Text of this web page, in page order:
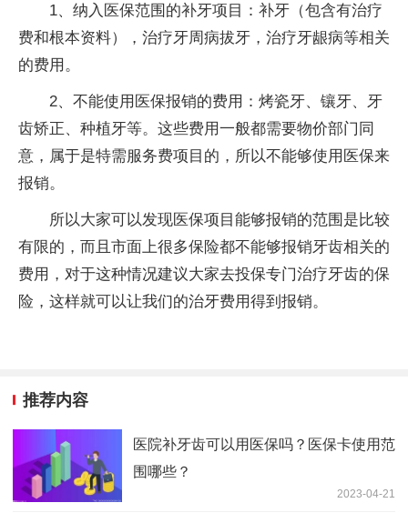
1、纳入医保范围的补牙项目：补牙（包含有治疗
费和根本资料），治疗牙周病拔牙，治疗牙龈病等相关
的费用。
2、不能使用医保报销的费用：烤瓷牙、镶牙、牙
齿矫正、种植牙等。这些费用一般都需要物价部门同
意，属于是特需服务费项目的，所以不能够使用医保来
报销。
所以大家可以发现医保项目能够报销的范围是比较
有限的，而且市面上很多保险都不能够报销牙齿相关的
费用，对于这种情况建议大家去投保专门治疗牙齿的保
险，这样就可以让我们的治牙费用得到报销。
推荐内容
医院补牙齿可以用医保吗？医保卡使用范
围哪些？
2023-04-21